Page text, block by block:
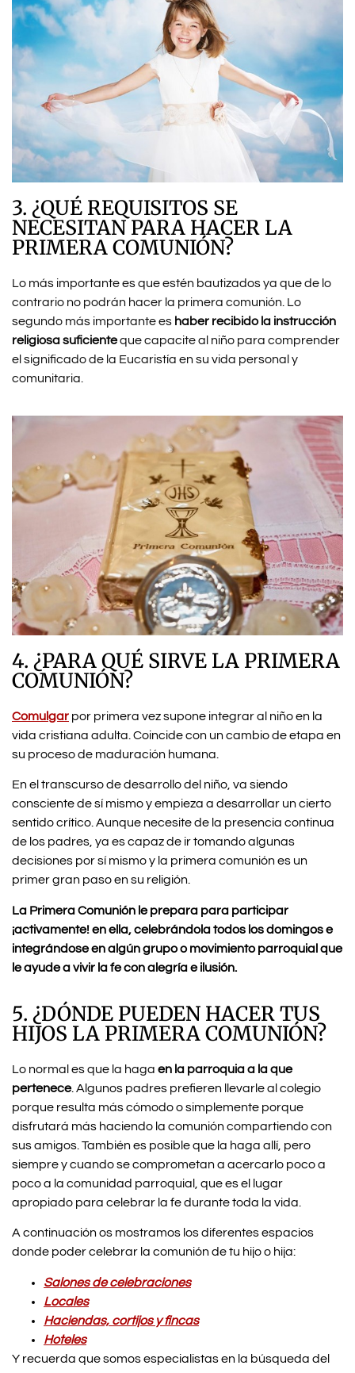
3. ¿QUÉ REQUISITOS SE
NECESITAN PARA HACER LA
PRIMERA COMUNIÓN?
Lo más importante es que estén bautizados ya que de lo
contrario no podrán hacer la primera comunión. Lo
segundo más importante es haber recibido la instrucción
religiosa suficienteque capacite al niño para comprender
el significado de la Eucaristía en su vida personal y
comunitaria.
4. ¿PARA QUÉ SIRVE LA PRIMERA
COMUNIÓN?
Comulgar por primera vez supone integrar al niño en la
vida cristiana adulta. Coincide con un cambio de etapa en
su proceso de maduración humana.
En el transcurso de desarrollo del niño, va siendo
consciente de sí mismo y empieza a desarrollar un cierto
sentido crítico. Aunque necesite de la presencia continua
de los padres, ya es capaz de ir tomando algunas
decisiones por sí mismo y la primera comunión es un
primer gran paso en su religión.
La Primera Comunión le prepara para participar
¡activamente! en ella, celebrándola todos los domingos e
integrándose en algún grupo o movimiento parroquial que
le ayude a vivir la fe con alegría e ilusión.
5. ¿DÓNDE PUEDEN HACER TUS
HIJOS LA PRIMERA COMUNIÓN?
Lo normal es que la haga en la parroquia a la que
pertenece. Algunos padres prefieren llevarle al colegio
porque resulta más cómodo o simplemente porque
disfrutará más haciendo la comunión compartiendo con
sus amigos. También es posible que la haga allí, pero
siempre y cuando se comprometan a acercarlo poco a
poco a la comunidad parroquial, que es el lugar
apropiado para celebrar la fe durante toda la vida.
A continuación os mostramos los diferentes espacios
donde poder celebrar la comunión de tu hijo o hija:
Salones de celebraciones
Locales
Haciendas, cortijos y fincas
Hoteles
Y recuerda que somos especialistas en la búsqueda del